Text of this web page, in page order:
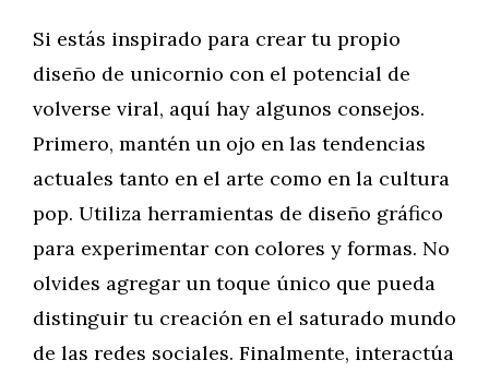
Si estás inspirado para crear tu propio
diseño de unicornio con el potencial de
volverse viral, aquí hay algunos consejos.
Primero, mantén un ojo en las tendencias
actuales tanto en el arte como en la cultura
pop. Utiliza herramientas de diseño gráfico
para experimentar con colores y formas. No
olvides agregar un toque único que pueda
distinguir tu creación en el saturado mundo
de las redes sociales. Finalmente, interactúa